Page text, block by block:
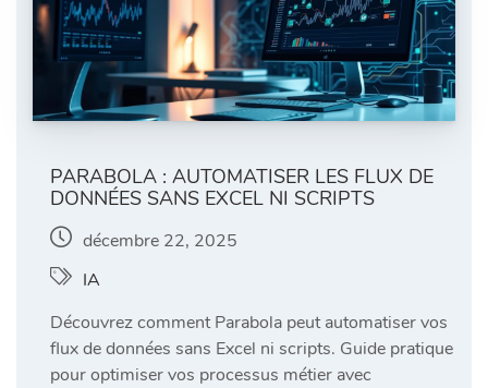
PARABOLA : AUTOMATISER LES FLUX DE
DONNÉES SANS EXCEL NI SCRIPTS
décembre 22, 2025
IA
Découvrez comment Parabola peut automatiser vos
flux de données sans Excel ni scripts. Guide pratique
pour optimiser vos processus métier avec